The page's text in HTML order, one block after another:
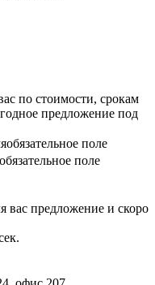
по стоимости, срокам
предложение под
обязательное поле
обязательное поле
вас предложение и скоро